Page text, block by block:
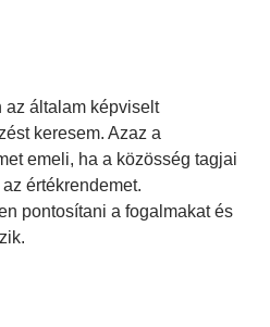
az általam képviselt
keresem. Azaz a
emeli, ha a közösség tagjai
értékrendemet.
pontosítani a fogalmakat és